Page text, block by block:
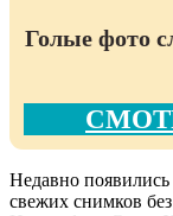
Голые фото
Недавно
свежих снимков